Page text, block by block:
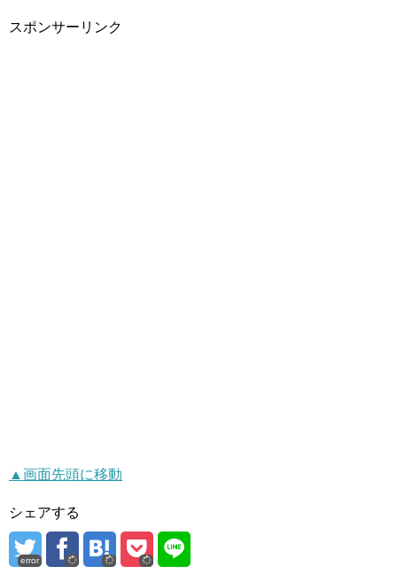
スポンサーリンク
▲画面先頭に移動
シェアする
error